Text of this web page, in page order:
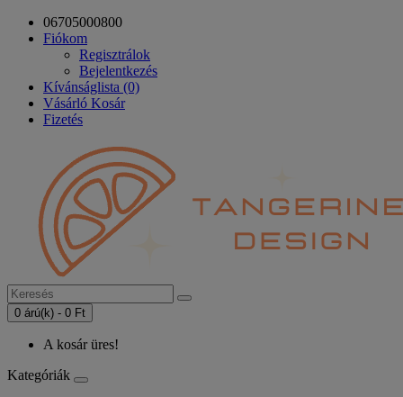
06705000800
Fiókom
Regisztrálok
Bejelentkezés
Kívánságlista (0)
Vásárló Kosár
Fizetés
0 árú(k) - 0 Ft
A kosár üres!
Kategóriák